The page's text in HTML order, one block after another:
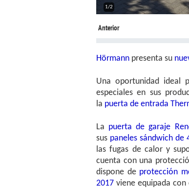
1/2
Anterior
Hörmann presenta su
Una oportunidad ideal
especiales en sus
la puerta de entrada
La puerta de garaje
sus paneles sándwich de
las fugas de calor y
cuenta con una
dispone de protección
2017 viene equipada con